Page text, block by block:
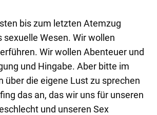
bis zum letzten Atemzug
sexuelle Wesen. Wir wollen
Wir wollen Abenteuer und
und Hingabe. Aber bitte im
über die eigene Lust zu sprechen
das an, das wir uns für unseren
und unseren Sex